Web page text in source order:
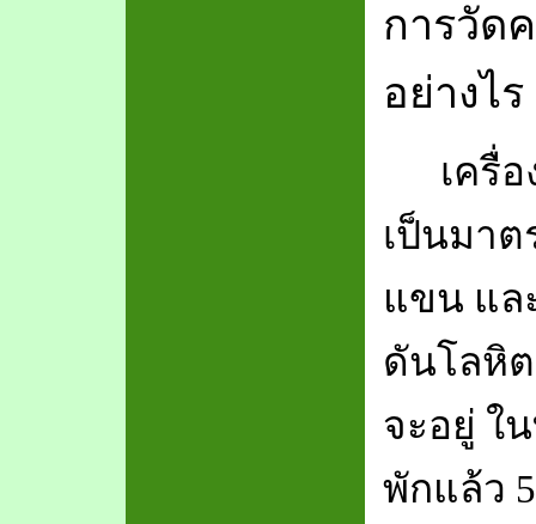
การวัด
อย่างไร
เครื่
เป็นมา
แขน แล
ดันโลหิ
จะอยู่ ใ
พักแล้ว